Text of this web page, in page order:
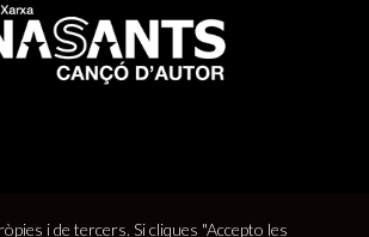
i de tercers. Si cliques "Accepto les